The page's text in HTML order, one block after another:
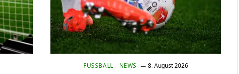
FUSSBALL - NEWS 8. August 2026